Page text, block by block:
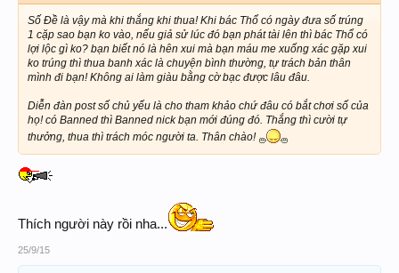
Số Đề là vậy mà khi thắng khi thua! Khi bác Thổ có ngày đưa số trúng
1 cặp sao bạn ko vào, nếu giả sử lúc đó bạn phát tài lên thì bác Thổ có
lợi lộc gì ko? bạn biết nó là hên xui mà bạn máu me xuống xác gặp xui
ko trúng thì thua banh xác là chuyện bình thường, tự trách bản thân
mình đi bạn! Không ai làm giàu bằng cờ bạc được lâu đâu.
Diễn đàn post số chủ yếu là cho tham khảo chứ đâu có bắt chơi số của
họ! có Banned thì Banned nick bạn mới đúng đó. Thắng thì cười tự
thưởng, thua thì trách móc người ta. Thân chào!
Thích người này rồi nha...
25/9/15